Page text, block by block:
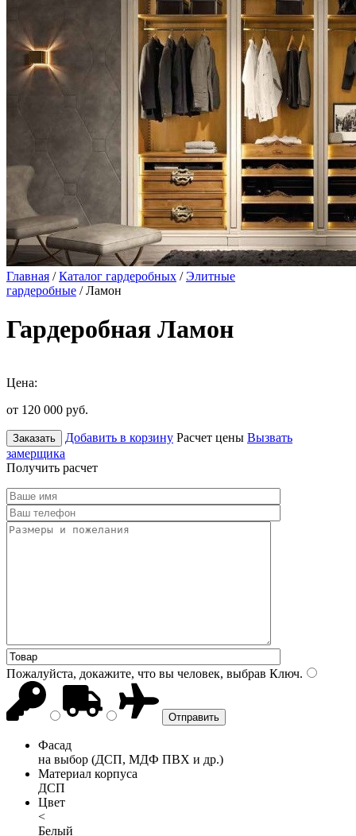
Главная /Каталог гардеробных /Элитные
гардеробные / Ламон
Гардеробная Ламон
Цена:
от 120 000 руб.
Заказать Добавить в корзину Расчет цены Вызвать
замерщика
Получить расчет
Пожалуйста, докажите, что вы человек, выбрав Ключ.
Фасад
на выбор (ДСП, МДФ ПВХ и др.)
Материал корпуса
ДСП
Цвет
<
Белый